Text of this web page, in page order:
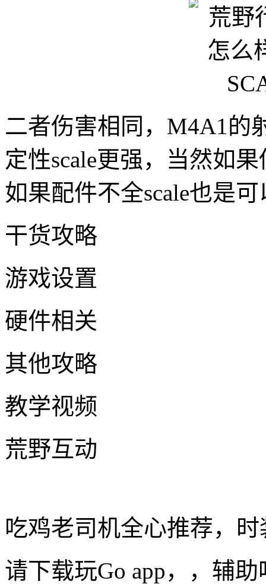
二者伤害相同，M4A1的
定性scale更强，当然如
如果配件不全scale也是
干货攻略
游戏设置
硬件相关
其他攻略
教学视频
荒野互动
吃鸡老司机全心推荐，
请下载玩Go app，，辅